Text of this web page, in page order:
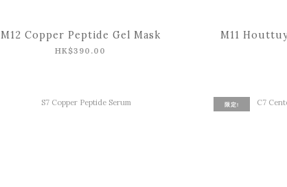
M12 Copper Peptide Gel Mask
HK$390.00
M11
限定!